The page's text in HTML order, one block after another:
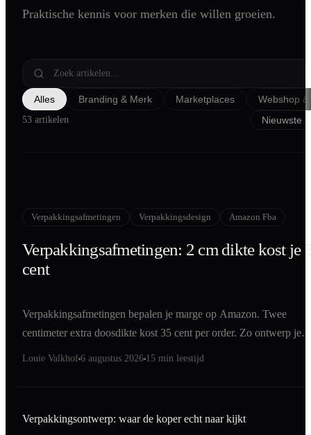
Shopify
Podcast Creatie
Amazon A+ Content
Praktische kennis voor merken die willen groeien.
Alles Branding & Merk Marketplaces Webshop
53 artikelen
Verpakkingsafmetingen Verpakkingsdesign Amazon Fba
Verpakkingsafmetingen: 2 cm dikte kost je
cent
Verpakkingsafmetingen bepalen je marge op Amazon. Twee
centimeter extra doosdikte kost 35 cent per order. Zo ontwerp je
Louie Valkhof 6 augustus 2026 15 min leestijd
Verpakkingsontwerp: waar de koper echt naar kijkt